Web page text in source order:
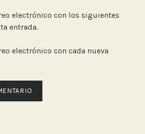
electrónico con los siguientes
entrada.
electrónico con cada nueva